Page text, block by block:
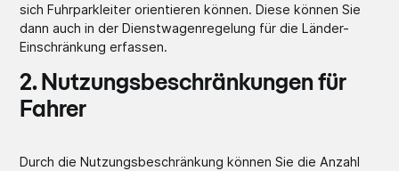
sich Fuhrparkleiter orientieren können. Diese können Sie
dann auch in der Dienstwagenregelung für die Länder-
Einschränkung erfassen.
2. Nutzungsbeschränkungen für
Fahrer
Durch die Nutzungsbeschränkung können Sie die Anzahl